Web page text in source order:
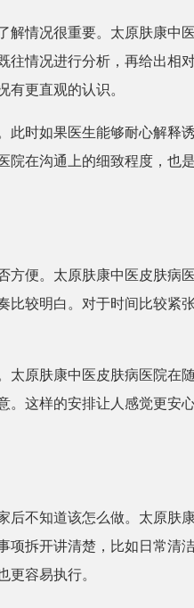
解情况很重要。太原肤康中
往情况进行分析，再给出相
更直观的认识。
此时如果医生能够耐心解释
院在沟通上的细致程度，也
方便。太原肤康中医皮肤病
比较明白。对于时间比较紧
太原肤康中医皮肤病医院在
。这样的安排让人感觉更安
后不知道该怎么做。太原肤
项拆开讲清楚，比如日常清
容易执行。